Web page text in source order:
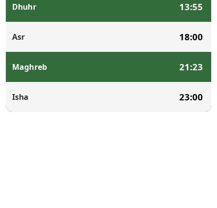
Dhuhr 13:55
Asr 18:00
Maghreb 21:23
Isha 23:00